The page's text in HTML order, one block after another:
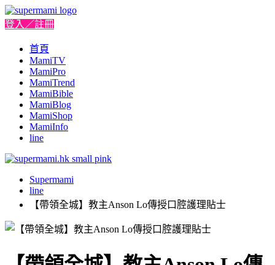
登入／註冊
首頁
MamiTV
MamiPro
MamiTrend
MamiBible
MamiBlog
MamiShop
MamiInfo
line
Supermami
line
【帶領全城】教主Anson Lo傳授口腔護理貼士